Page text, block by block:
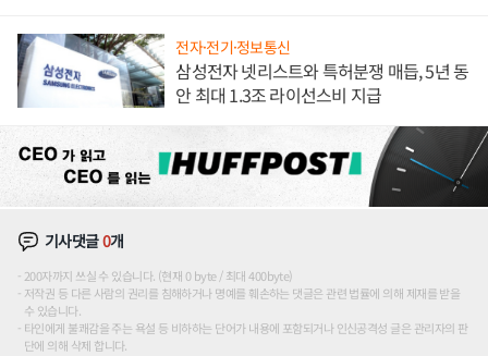
전자·전기·정보통신
삼성전자 넷리스트와 특허분쟁 매듭, 5년 동
안 최대 1.3조 라이선스비 지급
기사댓글0개
200자까지 쓰실 수 있습니다. (현재 0 byte / 최대 400byte)
저작권 등 다른 사람의 권리를 침해하거나 명예를 훼손하는 댓글은 관련 법률에 의해 제재를 받을
수 있습니다.
타인에게 불쾌감을 주는 욕설 등 비하하는 단어가 내용에 포함되거나 인신공격성 글은 관리자의 판
단에 의해 삭제 합니다.